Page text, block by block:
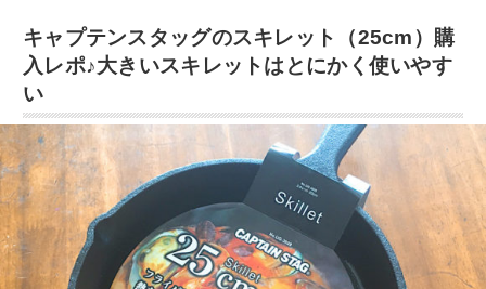
キャプテンスタッグのスキレット（25cm）購
入レポ♪大きいスキレットはとにかく使いやす
い